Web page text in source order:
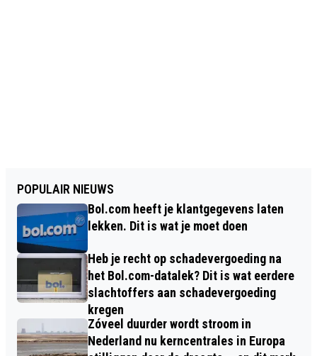
POPULAIR NIEUWS
Bol.com heeft je klantgegevens laten
lekken. Dit is wat je moet doen
Heb je recht op schadevergoeding na
het Bol.com-datalek? Dit is wat eerdere
slachtoffers aan schadevergoeding
kregen
Zóveel duurder wordt stroom in
Nederland nu kerncentrales in Europa